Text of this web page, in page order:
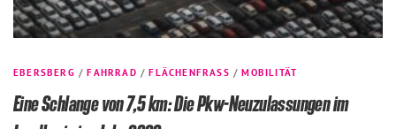
EBERSBERG /FAHRRAD /FLÄCHENFRASS /MOBILITÄT
Eine Schlange von 7,5 km: Die Pkw-Neuzulassungen im